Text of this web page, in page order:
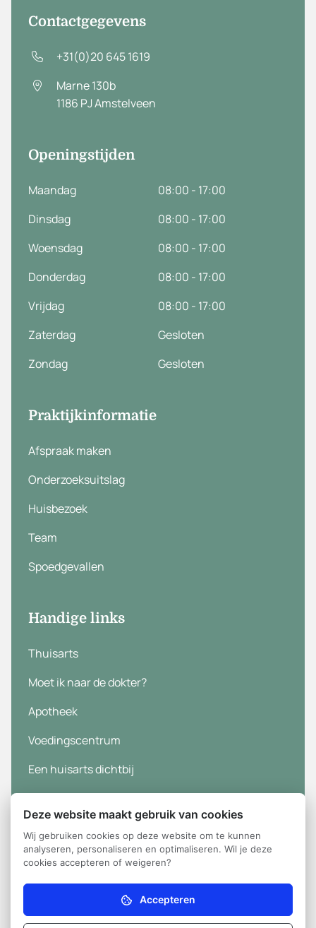
Contactgegevens
+31(0)20 645 1619
Marne 130b
1186 PJAmstelveen
Openingstijden
Maandag
08:00 - 17:00
Dinsdag
08:00 - 17:00
Woensdag
08:00 - 17:00
Donderdag
08:00 - 17:00
Vrijdag
08:00 - 17:00
Zaterdag
Gesloten
Zondag
Gesloten
Praktijkinformatie
Afspraak maken
Onderzoeksuitslag
Huisbezoek
Team
Spoedgevallen
Handige links
Thuisarts
Moet ik naar de dokter?
Apotheek
Voedingscentrum
Een huisarts dichtbij
Disclaimer
Privacy statement
Cookie instellingen
© 2026Huisartsenpraktijk De
Cirkel
Aangedreven door Ontzorg.site
Deze website maakt gebruik van cookies
Wij gebruiken cookies op deze website om te kunnen
analyseren, personaliseren en optimaliseren. Wil je deze
cookies accepteren of weigeren?
Noodzakelijk (verplicht)
Zonder deze cookies kan de website niet naar
Accepteren